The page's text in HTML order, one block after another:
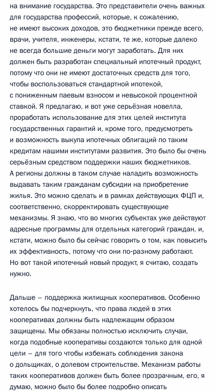
на внимание государства. Это представители очень важных
для государства профессий, которые, к сожалению,
не имеют высоких доходов, это бюджетники прежде всего,
врачи, учителя, инженеры, кстати, те же, которые далеко
не всегда большие деньги могут заработать. Для них
должен быть разработан специальный ипотечный продукт,
потому что они не имеют достаточных средств для того,
чтобы воспользоваться стандартной ипотекой,
с пониженным паевым взносом и невысокой процентной
ставкой. Я предлагаю, и вот уже серьёзная новелла,
проработать использование для этих целей института
государственных гарантий и, кроме того, предусмотреть
и возможность выкупа ипотечных облигаций по таким
кредитам нашими институтами развития. Это было бы очень
серьёзным средством поддержки наших бюджетников.
А регионы должны в таком случае наладить возможность
выдавать таким гражданам субсидии на приобретение
жилья. Это можно сделать и в рамках действующих ФЦП и,
соответственно, скорректировать существующие
механизмы. Я знаю, что во многих субъектах уже действуют
адресные программы для отдельных категорий граждан, и,
кстати, можно было бы сейчас говорить о том, как повысить
их эффективность, потому что они по‑разному работают.
Но вот такой ипотечный новый продукт, я считаю, создать
нужно.
Дальше – поддержка жилищных кооперативов. Особенно
хотелось бы подчеркнуть, что права людей в этих
кооперативах должны быть надлежащим образом
защищены. Мы обязаны полностью исключить случаи,
когда подобные кооперативы создаются только для одной
цели – для того чтобы избежать соблюдения закона
о дольщиках, о долевом строительстве. Механизм работы
таких кооперативов должен быть более прозрачным, его, я
думаю, можно было бы более подробно описать